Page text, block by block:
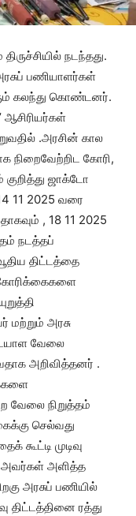
நடந்தது.
பணியாளர்கள்
கலந்து கொண்டனர்.
ஆசிரியர்கள்
.அரசின் கால
நிறைவேற்றிட கோரி,
ஜாக்டோ
11 2025 வரை
, 18 11 2025
நடத்தப்
திட்டத்தை
கோரிக்கைகளை
அரசு
வேலை
அறிவித்தனர் .
வேலை நிறுத்தம்
செல்வது
கூட்டி முடிவு
அவர்கள் அளித்த
அரசுப் பணியில்
திட்டத்தினை ரத்து